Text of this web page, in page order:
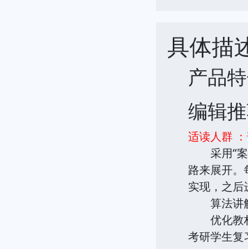
具体描
产品
编辑
适读人群
采用“案
路来展开。
实现，之后
算法讲解
优化教材
考研学生复